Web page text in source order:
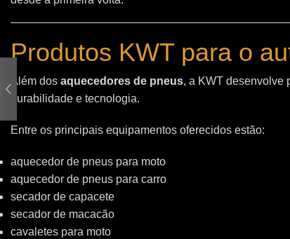
Produtos KWT para o
Além dos aquecedores de pneus, a KWT desenvolve
durabilidade e tecnologia.
Entre os principais equipamentos oferecidos estão:
aquecedor de pneus para moto
aquecedor de pneus para carro
secador de capacete
secador de macacão
cavaletes para moto